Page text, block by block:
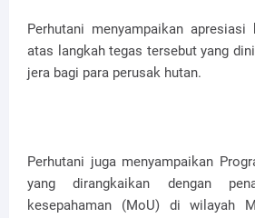
Perhutani menyampaikan apresiasi
atas langkah tegas tersebut yang
jera bagi para perusak hutan.
Perhutani juga menyampaikan
yang dirangkaikan dengan
kesepahaman (MoU) di wilayah